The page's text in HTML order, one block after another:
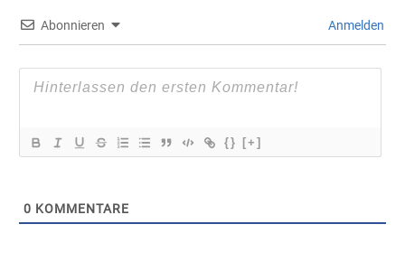
Abonnieren Anmelden
{} [+]
0 KOMMENTARE